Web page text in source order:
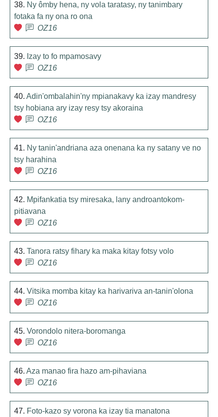
38. Ny ômby hena, ny vola taratasy, ny tanimbary
fotaka fa ny ona ro ona
OZ16
39. Izay to fo mpamosavy
OZ16
40. Adin'ombalahin'ny mpianakavy ka izay mandresy
tsy hobiana ary izay resy tsy akoraina
OZ16
41. Ny tanin'andriana aza onenana ka ny satany ve no
tsy harahina
OZ16
42. Mpifankatia tsy miresaka, lany androantokom-
pitiavana
OZ16
43. Tanora ratsy fihary ka maka kitay fotsy volo
OZ16
44. Vitsika momba kitay ka harivariva an-tanin'olona
OZ16
45. Vorondolo nitera-boromanga
OZ16
46. Aza manao fira hazo am-pihaviana
OZ16
47. Foto-kazo sy vorona ka izay tia manatona